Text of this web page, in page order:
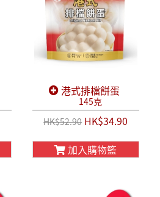
港式排檔餅蛋
145克
HK$52.90HK$34.90
加入購物籃